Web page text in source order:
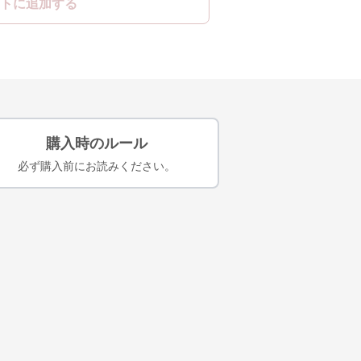
に追加する
購入時のルール
必ず購入前にお読みください。